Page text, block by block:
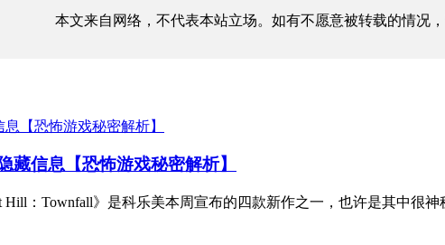
本文来自网络，不代表本站立场。如有不愿意被转载的情况，
信息【恐怖游戏秘密解析】
Hill：Townfall》是科乐美本周宣布的四款新作之一，也许是其中很神